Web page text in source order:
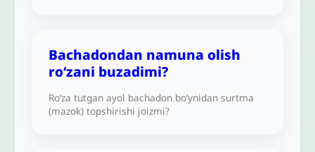
savol: Bu turdagi tushlar iblisdandir, lekin u
Ramazonda zanjirband qilingan-ku (unda
Bachadondan namuna olish
ro‘zani buzadimi?
Ro‘za tutgan ayol bachadon bo‘ynidan surtma
(mazok) topshirishi joizmi?